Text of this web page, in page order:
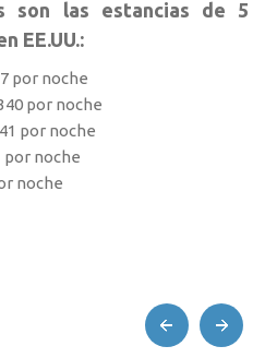
son las estancias de 5
EE.UU.:
por noche
por noche
por noche
por noche
noche
prev next